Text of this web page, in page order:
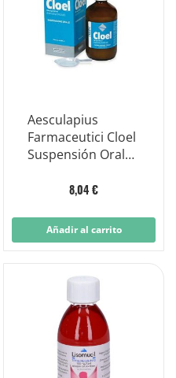
Aesculapius
Farmaceutici Cloel
Suspensión Oral
8,04 €
Añadir al carrito